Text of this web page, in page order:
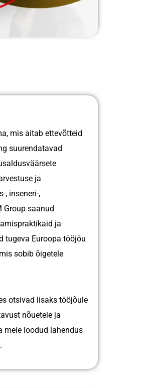
mis aitab ettevõtteid
suurenda͏tavad
ja
, inseneri-,
Group saanud
ja͏
tugev͏a Euroopa tööjõu
sobib͏ õig͏etele
otsivad lisaks tööjõule
nõuetele ja
meie loodud lahendus